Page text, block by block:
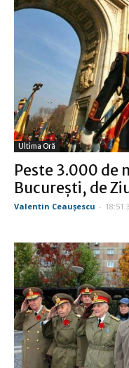
Ultima Oră
Peste 3.000 de
Bucureşti, de
Valentin Ceauşescu - 18:51